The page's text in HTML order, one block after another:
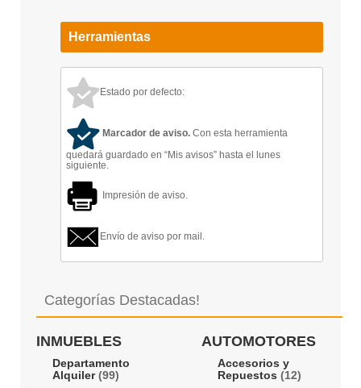
Herramientas
Estado por defecto:
Marcador de aviso. Con esta herramienta
quedará guardado en “Mis avisos” hasta el lunes
siguiente.
Impresión de aviso.
Envío de aviso por mail.
Categorías Destacadas!
INMUEBLES
Departamento
Alquiler(99)
AUTOMOTORES
Accesorios y
Repuestos (12)